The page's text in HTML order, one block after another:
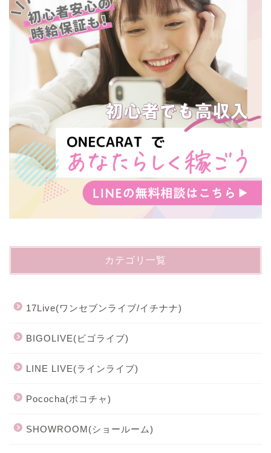
カテゴリ一覧
17Live(ワンセブンライブ/イチナナ)
BIGOLIVE(ビゴライブ)
LINE LIVE(ラインライブ)
Pococha(ポコチャ)
SHOWROOM(ショールーム)